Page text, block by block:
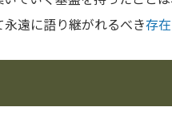
永遠に語り継がれるべき存在